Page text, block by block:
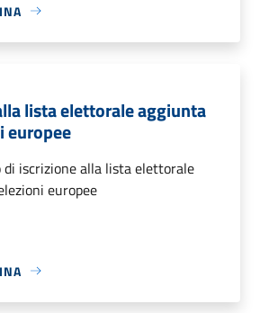
lista elettorale aggiunta
europee
di iscrizione alla lista elettorale
europee